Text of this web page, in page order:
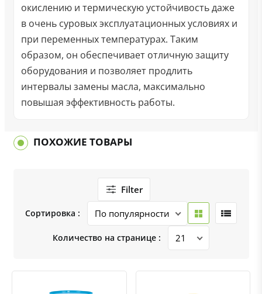
окислению и термическую устойчивость даже
в очень суровых эксплуатационных условиях и
при переменных температурах. Таким
образом, он обеспечивает отличную защиту
оборудования и позволяет продлить
интервалы замены масла, максимально
повышая эффективность работы.
ПОХОЖИЕ ТОВАРЫ
Filter
Сортировка :
Количество на странице :